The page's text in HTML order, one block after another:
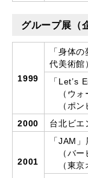
グループ展（
1999
「身体
代美術館
「Let’s
（ウォ
（ポン
2000
台北ビエ
2001
「JAM」
（バー
（東京